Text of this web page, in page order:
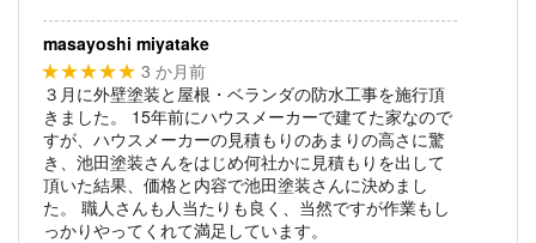
masayoshi miyatake
★★★★★ 3 か月前
３月に外壁塗装と屋根・ベランダの防水工事を施行頂
きました。
15年前にハウスメーカーで建てた家なので
すが、ハウスメーカーの見積もりのあまりの高さに驚
き、池田塗装さんをはじめ何社かに見積もりを出して
頂いた結果、価格と内容で池田塗装さんに決めまし
た。
職人さんも人当たりも良く、当然ですが作業もし
っかりやってくれて満足しています。